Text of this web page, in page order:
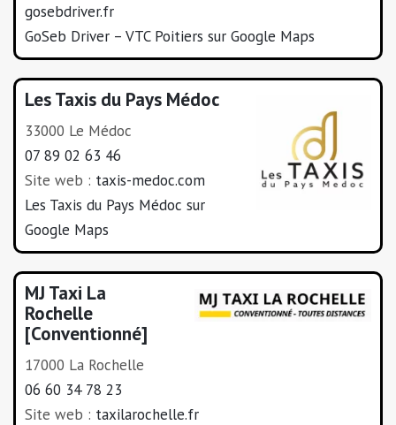
gosebdriver.fr
GoSeb Driver – VTC Poitiers sur Google Maps
Les Taxis du Pays Médoc
33000 Le Médoc
07 89 02 63 46
Site web : taxis-medoc.com
Les Taxis du Pays Médoc sur
Google Maps
MJ Taxi La
Rochelle
[Conventionné]
17000 La Rochelle
06 60 34 78 23
Site web : taxilarochelle.fr